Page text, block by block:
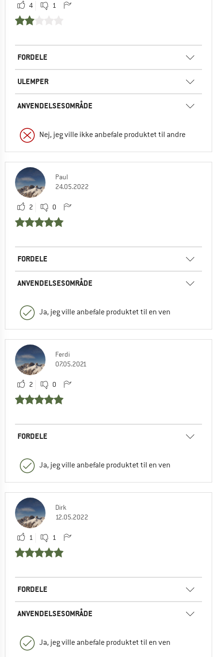
4 1
FORDELE
ULEMPER
ANVENDELSESOMRÅDE
Nej, jeg ville ikke anbefale produktet til andre
Paul
24.05.2022
2 0
FORDELE
ANVENDELSESOMRÅDE
Ja, jeg ville anbefale produktet til en ven
Ferdi
07.05.2021
2 0
FORDELE
Ja, jeg ville anbefale produktet til en ven
Dirk
12.05.2022
1 1
FORDELE
ANVENDELSESOMRÅDE
Ja, jeg ville anbefale produktet til en ven